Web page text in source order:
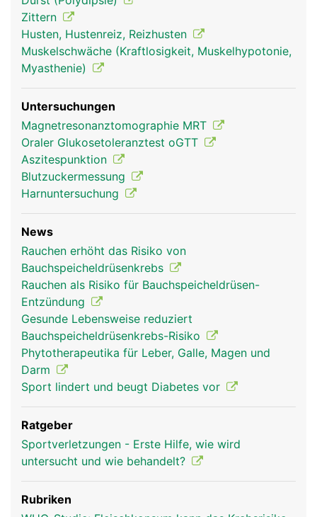
pankreas frau
Zittern
Husten, Hustenreiz, Reizhusten
Muskelschwäche (Kraftlosigkeit, Muskelhypotonie,
Myasthenie)
Untersuchungen
Magnetresonanztomographie MRT
Oraler Glukosetoleranztest oGTT
Aszitespunktion
Blutzuckermessung
Harnuntersuchung
News
Rauchen erhöht das Risiko von
Bauchspeicheldrüsenkrebs
Rauchen als Risiko für Bauchspeicheldrüsen-
Entzündung
Gesunde Lebensweise reduziert
Bauchspeicheldrüsenkrebs-Risiko
Phytotherapeutika für Leber, Galle, Magen und
Darm
Sport lindert und beugt Diabetes vor
Ratgeber
Sportverletzungen - Erste Hilfe, wie wird
untersucht und wie behandelt?
Rubriken